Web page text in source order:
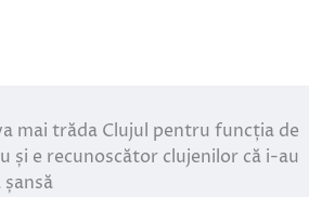
mai trăda Clujul pentru funcția de
și e recunoscător clujenilor că i-au